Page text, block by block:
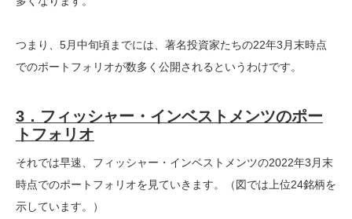
つまり、5月中旬頃までには、著名投資家たちの22年3月末時点
でのポートフォリオが数多く公開されるというわけです。
3．フィッシャー・インベストメンツのポー
トフォリオ
それでは早速、フィッシャー・インベストメンツの2022年3月末
時点でのポートフォリオを見ていきます。（図では上位24銘柄を
示しています。）